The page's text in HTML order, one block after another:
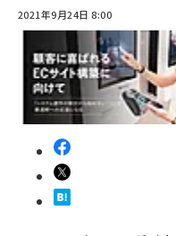
2021年9月24日 8:00